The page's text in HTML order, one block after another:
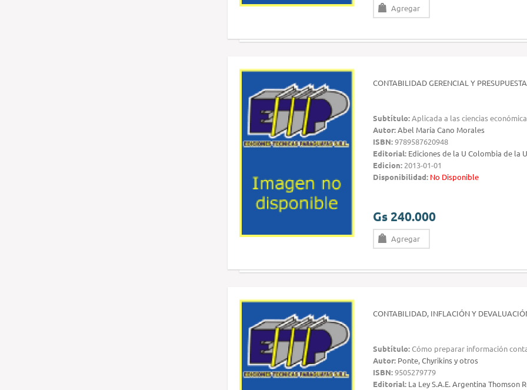
Agregar
CONTABILIDAD GERENCIAL Y
Subtítulo:Aplicada a las ciencias
Autor:Abel María Cano Morales
ISBN:9789587620948
Editorial: Ediciones de la U Colombia de la U
Edicion: 2013-01-01
Disponibilidad: No Disponible
Gs 240.000
Agregar
CONTABILIDAD, INFLACIÓN Y
Subtítulo:Cómo preparar información
Autor: Ponte, Chyrikins y otros
ISBN:9505279779
Editorial: La Ley S.A.E. Argentina Thomson